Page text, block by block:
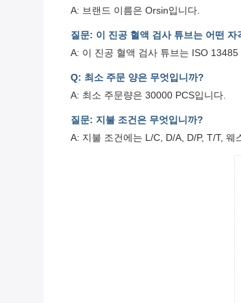
A: 브랜드 이름은 Orsin입니다.
질문: 이 진공 혈액 검사 튜브는 어떤
A: 이 진공 혈액 검사 튜브는 ISO
Q: 최소 주문 양은 무엇입니까?
A: 최소 주문량은 30000 PCS입니다.
질문: 지불 조건은 무엇입니까?
A: 지불 조건에는 L/C, D/A, D/P, T/T, 웨